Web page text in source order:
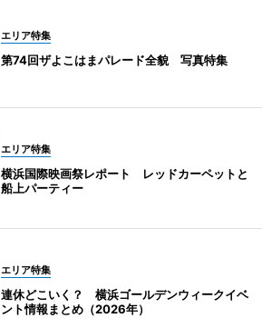
エリア特集
第74回ザよこはまパレード全貌 写真特集
エリア特集
横浜国際映画祭レポート レッドカーペットと
船上パーティー
エリア特集
連休どこいく？ 横浜ゴールデンウィークイベ
ント情報まとめ（2026年）